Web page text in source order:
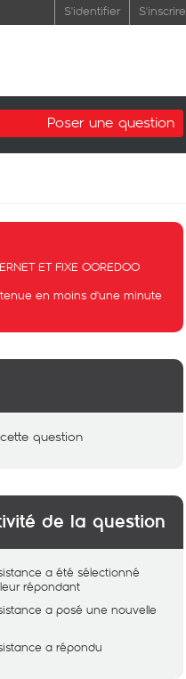
S'identifier S'inscrire
Poser une question
ET FIXE OOREDOO
en moins d'une minute
question
de la question
a été sélectionné
répondant
a posé une nouvelle
a répondu